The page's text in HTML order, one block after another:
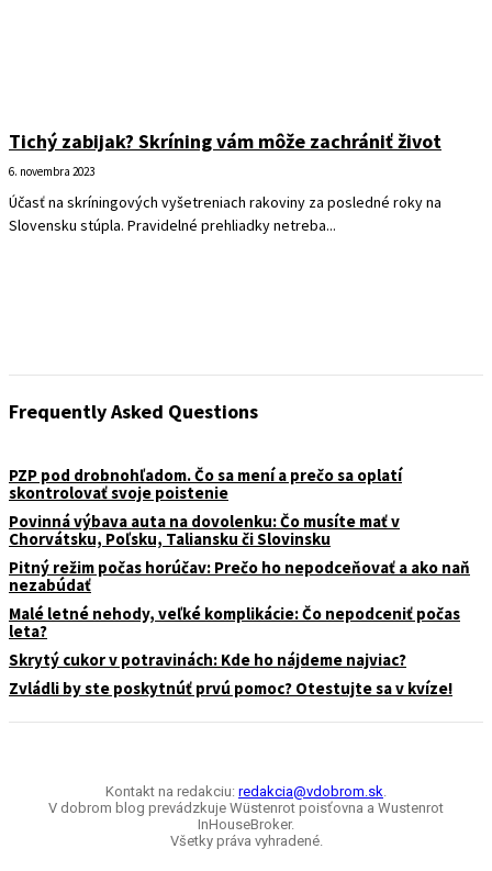
Tichý zabijak? Skríning vám môže zachrániť život
6. novembra 2023
Účasť na skríningových vyšetreniach rakoviny za posledné roky na
Slovensku stúpla. Pravidelné prehliadky netreba...
Frequently Asked Questions
PZP pod drobnohľadom. Čo sa mení a prečo sa oplatí
skontrolovať svoje poistenie
Povinná výbava auta na dovolenku: Čo musíte mať v
Chorvátsku, Poľsku, Taliansku či Slovinsku
Pitný režim počas horúčav: Prečo ho nepodceňovať a ako naň
nezabúdať
Malé letné nehody, veľké komplikácie: Čo nepodceniť počas
leta?
Skrytý cukor v potravinách: Kde ho nájdeme najviac?
Zvládli by ste poskytnúť prvú pomoc? Otestujte sa v kvíze!
Kontakt na redakciu: redakcia@vdobrom.sk.
V dobrom blog prevádzkuje Wüstenrot poisťovna a Wustenrot
InHouseBroker.
Všetky práva vyhradené.